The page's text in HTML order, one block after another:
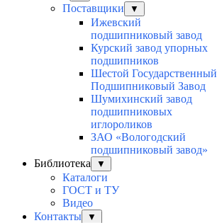
Поставщики ▼
Ижевский
подшипниковый завод
Курский завод упорных
подшипников
Шестой Государственный
Подшипниковый Завод
Шумихинский завод
подшипниковых
иглороликов
ЗАО «Вологодский
подшипниковый завод»
Библиотека
▼
Каталоги
ГОСТ и ТУ
Видео
Контакты
▼